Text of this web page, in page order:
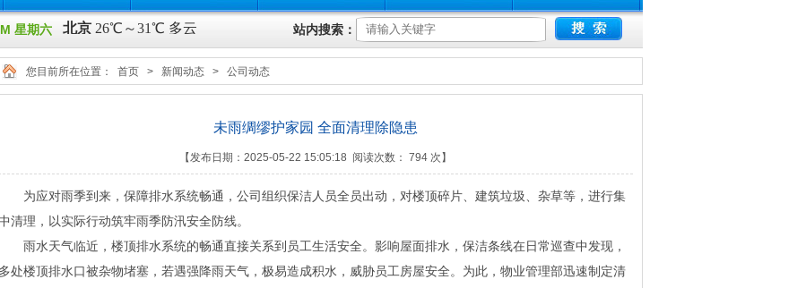
星期六 站内搜索：
您目前所在位置： 首页 > 新闻动态 > 公司动态
未雨绸缪护家园 全面清理除隐患
【发布日期：2025-05-22 15:05:18 阅读次数： 794 次】
为应对雨季到来，保障排水系统畅通，公司组织保洁人员全员出动，对楼顶碎片、建筑垃圾、杂草等，进行集
清理，以实际行动筑牢雨季防汛安全防线。
雨水天气临近，楼顶排水系统的畅通直接关系到员工生活安全。影响屋面排水，保洁条线在日常巡查中发现，
多处楼顶排水口被杂物堵塞，若遇强降雨天气，极易造成积水，威胁员工房屋安全。为此，物业管理部迅速制定清